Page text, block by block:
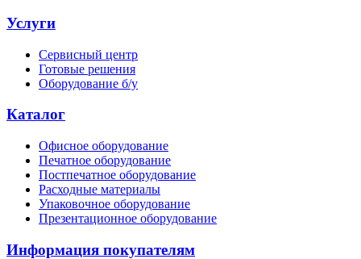
Услуги
Сервисный центр
Готовые решения
Оборудование б/у
Каталог
Офисное оборудование
Печатное оборудование
Постпечатное оборудование
Расходные материалы
Упаковочное оборудование
Презентационное оборудование
Информация покупателям